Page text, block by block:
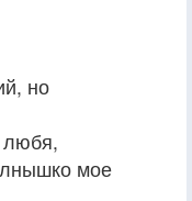
но
любя,
мое